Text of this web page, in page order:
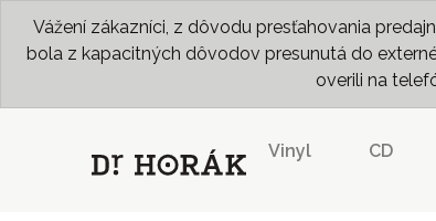
Vážení zákazníci, z dôvodu presťahovania
bola z kapacitných dôvodov presunutá do
overili na
Vinyl CD